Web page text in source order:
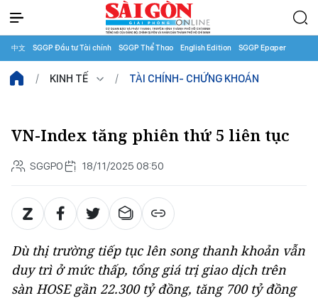
中文 SGGP Đầu tư Tài chính SGGP Thể Thao English Edition SGGP Epaper
KINH TẾ TÀI CHÍNH- CHỨNG KHOÁN
VN-Index tăng phiên thứ 5 liên tục
SGGPO 18/11/2025 08:50
Dù thị trường tiếp tục lên song thanh khoản vẫn
duy trì ở mức thấp, tổng giá trị giao dịch trên
sàn HOSE gần 22.300 tỷ đồng, tăng 700 tỷ đồng